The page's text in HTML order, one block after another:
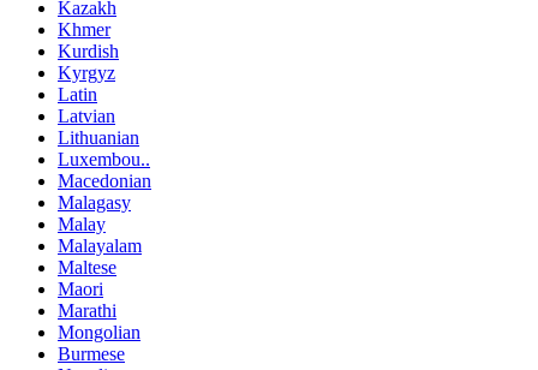
Kazakh
Khmer
Kurdish
Kyrgyz
Latin
Latvian
Lithuanian
Luxembou..
Macedonian
Malagasy
Malay
Malayalam
Maltese
Maori
Marathi
Mongolian
Burmese